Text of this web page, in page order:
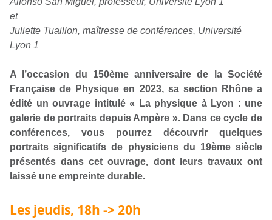
et
Juliette Tuaillon, maîtresse de conférences, Université
Lyon 1
A l’occasion du 150èmeanniversaire de la Société
Française de Physique en 2023, sa section Rhône a
édité un ouvrage intitulé « La physique à Lyon : une
galerie de portraits depuis Ampère ». Dans ce cycle de
conférences, vous pourrez découvrir quelques
portraits significatifs de physiciens du 19èmesiècle
présentés dans cet ouvrage, dont leurs travaux ont
laissé une empreinte durable.
Les jeudis, 18h -> 20h